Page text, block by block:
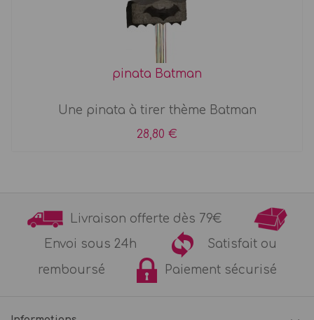
pinata Batman
Une pinata à tirer thème Batman
28,80 €
Livraison offerte dès 79€
Envoi sous 24h
Satisfait ou
remboursé
Paiement sécurisé